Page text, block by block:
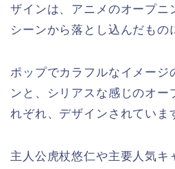
ザインは、アニメのオープニ
シーンから落とし込んだもの
ポップでカラフルなイメージ
ンと、シリアスな感じのオー
れぞれ、デザインされていま
主人公虎杖悠仁や主要人気キ